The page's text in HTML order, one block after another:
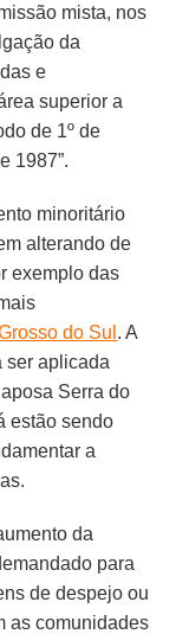
mista, nos
da
e
superior a
de 1º de
1987”.
minoritário
alterando de
exemplo das
do Sul . A
ser aplicada
Serra do
estão sendo
a
da
para
de despejo ou
as comunidades